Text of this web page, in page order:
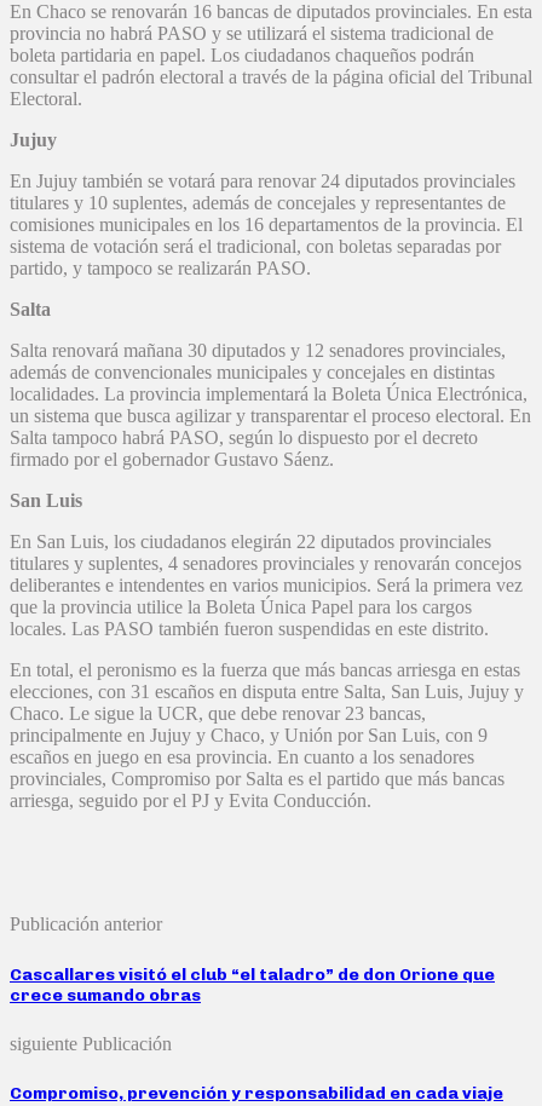
En Chaco se renovarán 16 bancas de diputados provinciales. En esta
provincia no habrá PASO y se utilizará el sistema tradicional de
boleta partidaria en papel. Los ciudadanos chaqueños podrán
consultar el padrón electoral a través de la página oficial del Tribunal
Electoral.
Jujuy
En Jujuy también se votará para renovar 24 diputados provinciales
titulares y 10 suplentes, además de concejales y representantes de
comisiones municipales en los 16 departamentos de la provincia. El
sistema de votación será el tradicional, con boletas separadas por
partido, y tampoco se realizarán PASO.
Salta
Salta renovará mañana 30 diputados y 12 senadores provinciales,
además de convencionales municipales y concejales en distintas
localidades. La provincia implementará la Boleta Única Electrónica,
un sistema que busca agilizar y transparentar el proceso electoral. En
Salta tampoco habrá PASO, según lo dispuesto por el decreto
firmado por el gobernador Gustavo Sáenz.
San Luis
En San Luis, los ciudadanos elegirán 22 diputados provinciales
titulares y suplentes, 4 senadores provinciales y renovarán concejos
deliberantes e intendentes en varios municipios. Será la primera vez
que la provincia utilice la Boleta Única Papel para los cargos
locales. Las PASO también fueron suspendidas en este distrito.
En total, el peronismo es la fuerza que más bancas arriesga en estas
elecciones, con 31 escaños en disputa entre Salta, San Luis, Jujuy y
Chaco. Le sigue la UCR, que debe renovar 23 bancas,
principalmente en Jujuy y Chaco, y Unión por San Luis, con 9
escaños en juego en esa provincia. En cuanto a los senadores
provinciales, Compromiso por Salta es el partido que más bancas
arriesga, seguido por el PJ y Evita Conducción.
Publicación anterior
Cascallares visitó​ el club “el taladro” de don Orione que
crece sumando obras
siguiente Publicación
Compromiso, prevención y responsabilidad en cada viaje